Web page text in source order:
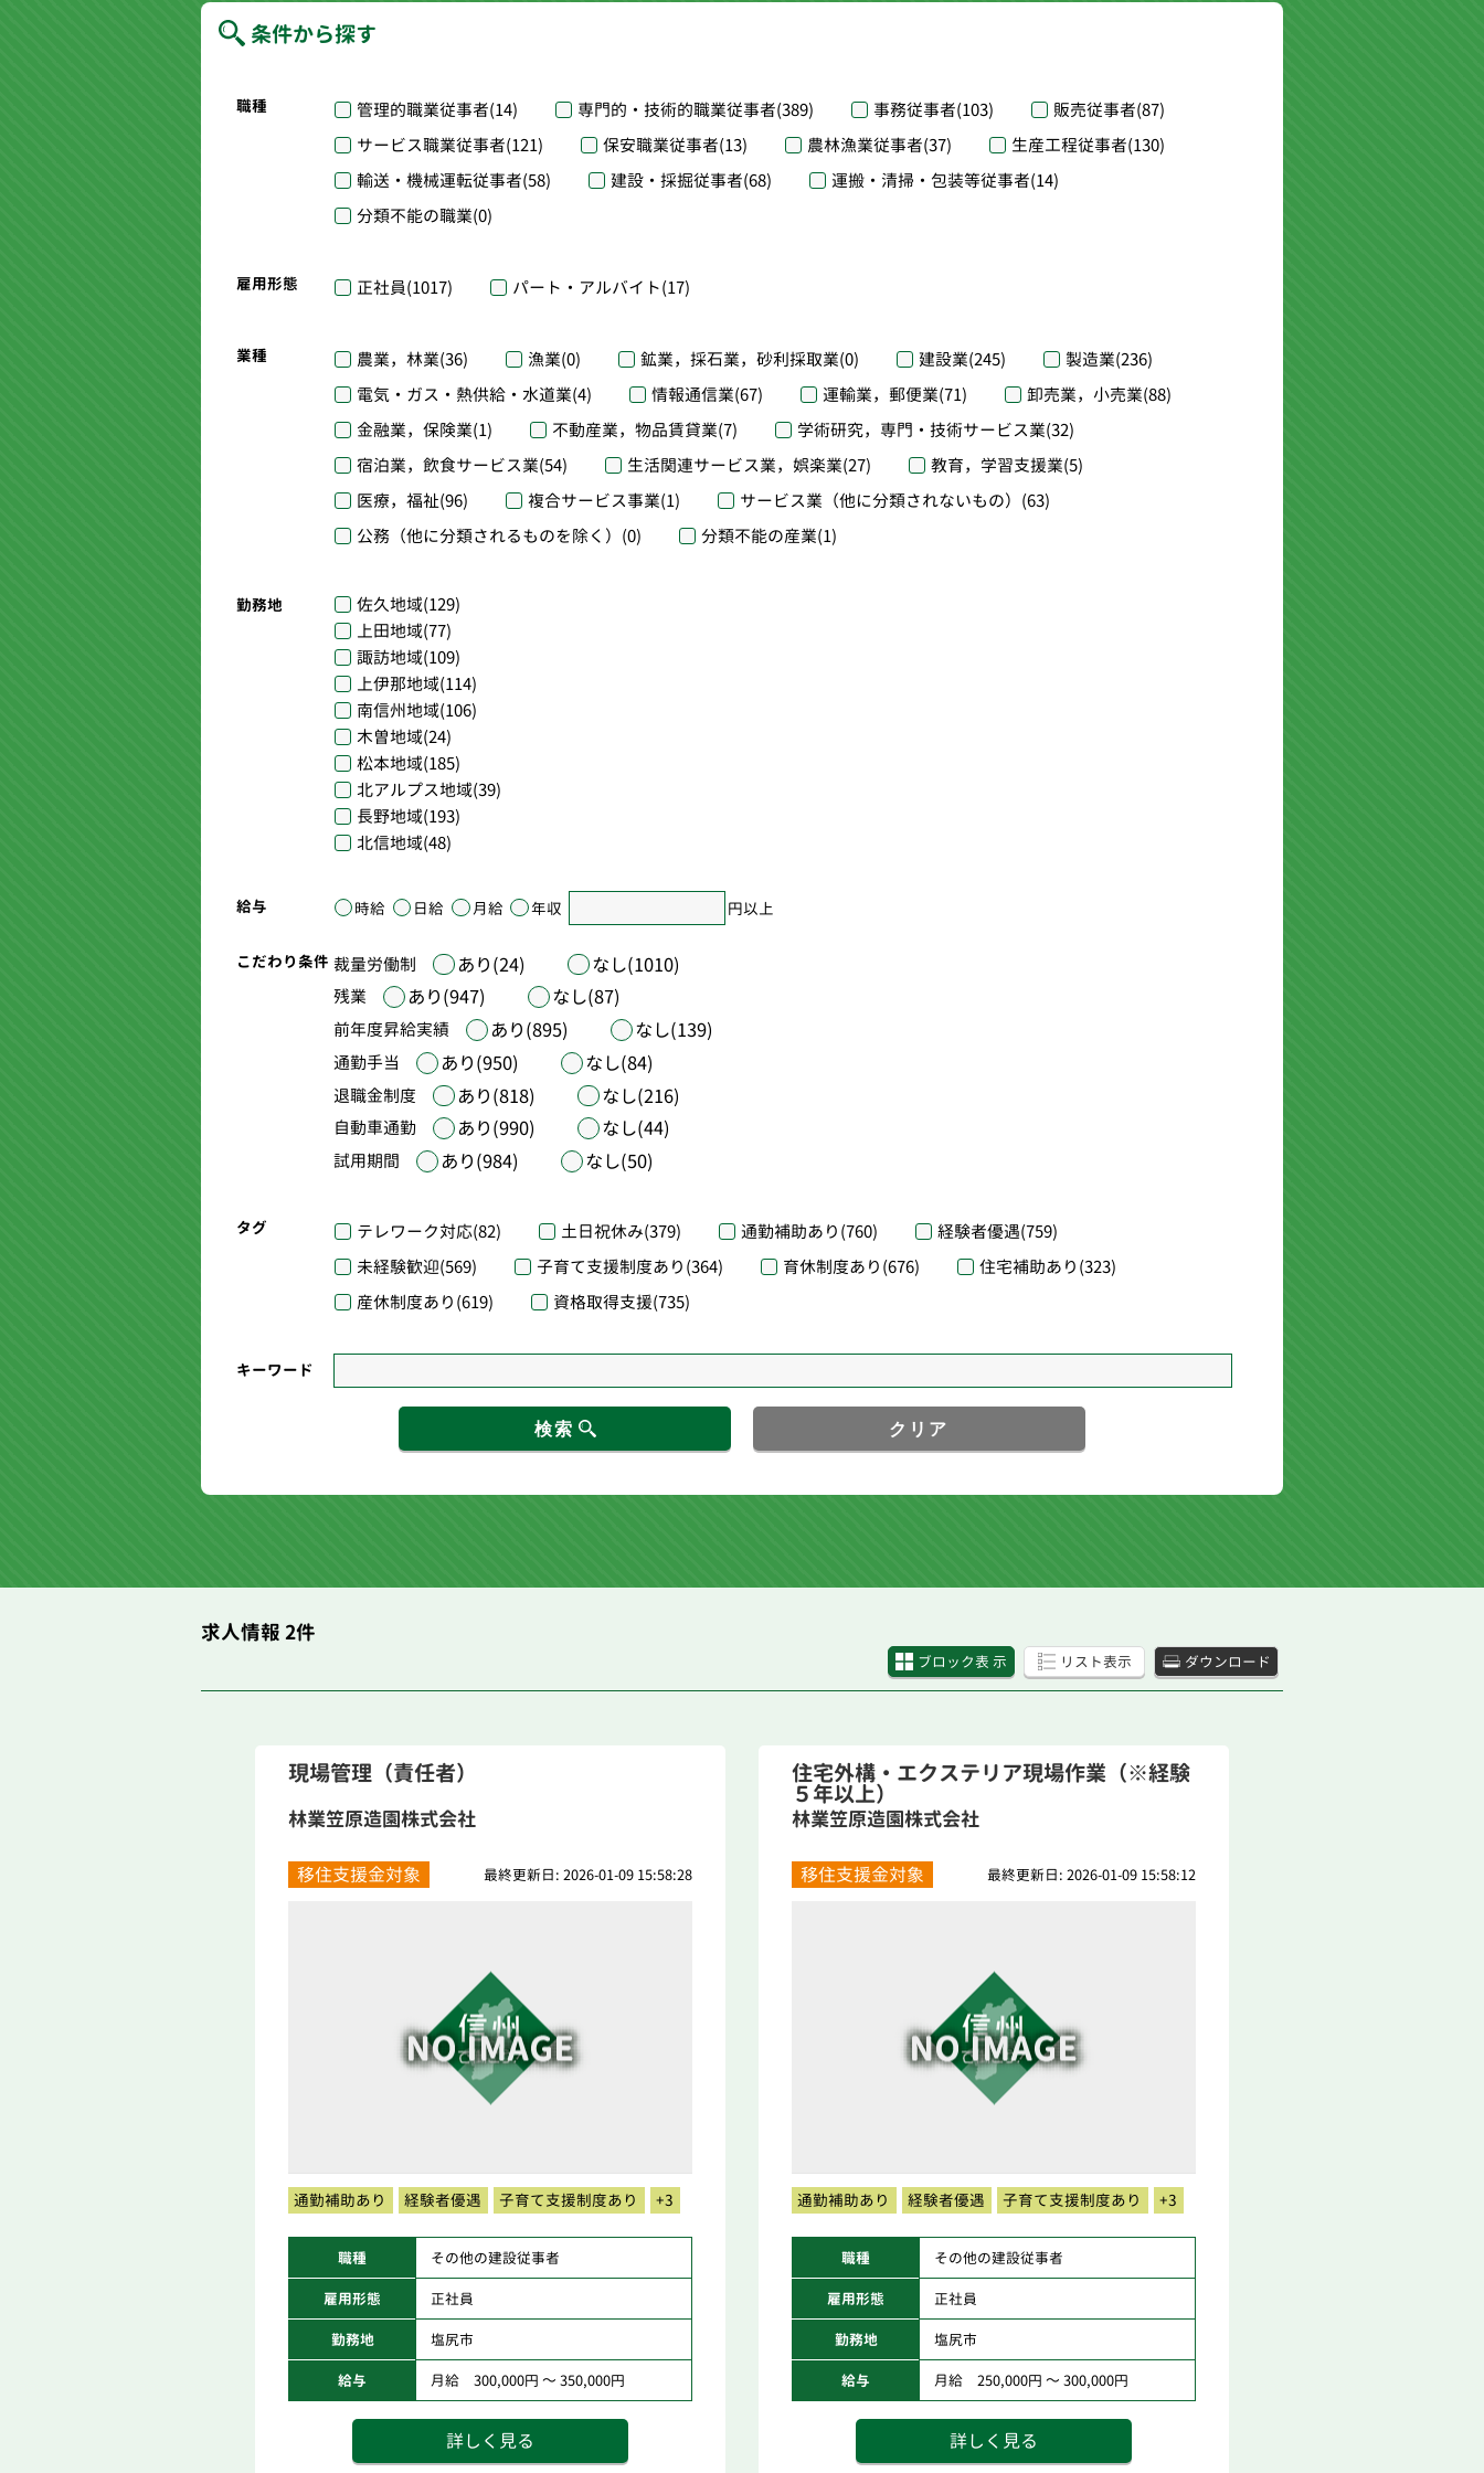
条件から探す
職種 管理的職業従事者(14) 専門的・技術的職業従事者(389) 事務従事者(103) 販売従事者(87)
サービス職業従事者(121) 保安職業従事者(13) 農林漁業従事者(37) 生産工程従事者(130)
輸送・機械運転従事者(58) 建設・採掘従事者(68) 運搬・清掃・包装等従事者(14)
分類不能の職業(0)
雇用形態 正社員(1017) パート・アルバイト(17)
業種 農業，林業(36) 漁業(0) 鉱業，採石業，砂利採取業(0) 建設業(245) 製造業(236)
電気・ガス・熱供給・水道業(4) 情報通信業(67) 運輸業，郵便業(71) 卸売業，小売業(88)
金融業，保険業(1) 不動産業，物品賃貸業(7) 学術研究，専門・技術サービス業(32)
宿泊業，飲食サービス業(54) 生活関連サービス業，娯楽業(27) 教育，学習支援業(5)
医療，福祉(96) 複合サービス事業(1) サービス業（他に分類されないもの） (63)
公務（他に分類されるものを除く） (0) 分類不能の産業(1)
勤務地 佐久地域(129)
上田地域(77)
諏訪地域(109)
上伊那地域(114)
南信州地域(106)
木曽地域(24)
松本地域(185)
北アルプス地域(39)
長野地域(193)
北信地域(48)
給与 時給 日給 月給 年収 円以上
こだわり条件 裁量労働制 あり(24) なし(1010)
残業 あり(947) なし(87)
前年度昇給実績 あり(895) なし(139)
通勤手当 あり(950) なし(84)
退職金制度 あり(818) なし(216)
自動車通勤 あり(990) なし(44)
試用期間 あり(984) なし(50)
タグ テレワーク対応(82) 土日祝休み(379) 通勤補助あり(760) 経験者優遇(759)
未経験歓迎(569) 子育て支援制度あり(364) 育休制度あり(676) 住宅補助あり(323)
産休制度あり(619) 資格取得支援(735)
キーワード
検索 クリア
求人情報 2件
ブロック表 示 リスト表示 ダウンロード
現場管理（責任者）
林業笠原造園株式会社
移住支援金対象 最終更新日: 2026-01-09 15:58:28
通勤補助あり 経験者優遇 子育て支援制度あり +3
職種 その他の建設従事者
雇用形態 正社員
勤務地 塩尻市
給与 月給 300,000円 ～ 350,000円
詳しく見る
住宅外構・エクステリア現場作業（※経験
５年以上）
林業笠原造園株式会社
移住支援金対象 最終更新日: 2026-01-09 15:58:12
通勤補助あり 経験者優遇 子育て支援制度あり +3
職種 その他の建設従事者
雇用形態 正社員
勤務地 塩尻市
給与 月給 250,000円 ～ 300,000円
詳しく見る